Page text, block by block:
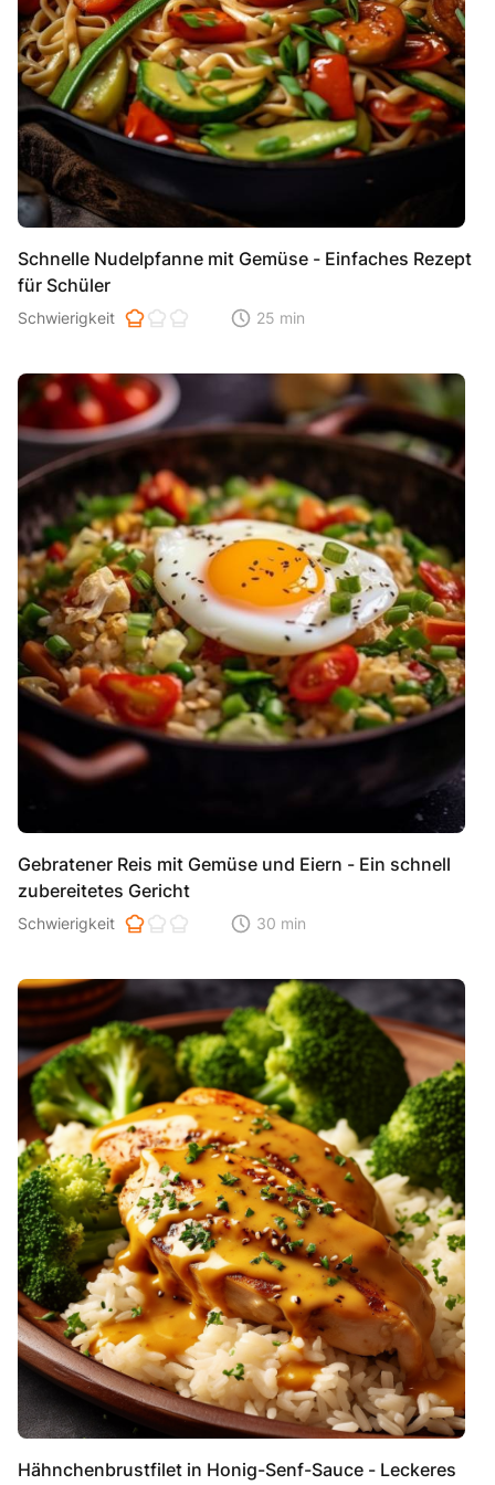
Schnelle Nudelpfanne mit Gemüse - Einfaches Rezept
für Schüler
Schwierigkeit der Zubereitung. 1 ist einfach 2 ist mittel 3 ist
Schwierigkeit Zeitaufwand der der Zubereitung.
25 min
Gebratener Reis mit Gemüse und Eiern - Ein schnell
zubereitetes Gericht
Schwierigkeit der Zubereitung. 1 ist einfach 2 ist mittel 3 ist
Schwierigkeit Zeitaufwand der der Zubereitung.
30 min
Hähnchenbrustfilet in Honig-Senf-Sauce - Leckeres